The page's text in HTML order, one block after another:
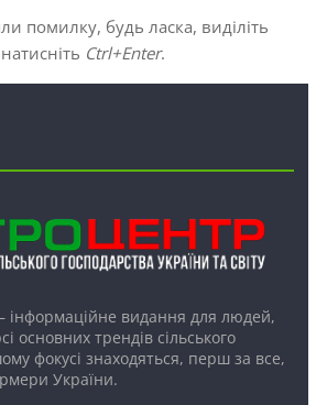
помилку, будь ласка, виділіть
Ctrl+Enter.
інформаційне видання для людей,
основних трендів сільського
фокусі знаходяться, перш за все,
України.